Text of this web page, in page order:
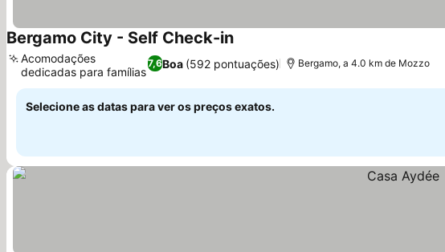
Bergamo City - Self Check-in
7,6Boa (592 pontuações)
Acomodações
dedicadas para famílias
Bergamo, a 4.0 km de Mozzo
Selecione as datas para ver os preços exatos.